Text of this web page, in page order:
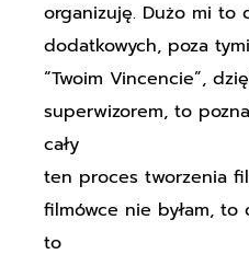
organizuję. Dużo mi to
dodatkowych, poza
“Twoim Vincencie”,
superwizorem, to
cały
ten proces tworzenia
filmówce nie byłam, to
to